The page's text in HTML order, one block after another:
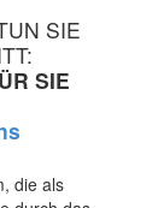
SIE
SIE
die als